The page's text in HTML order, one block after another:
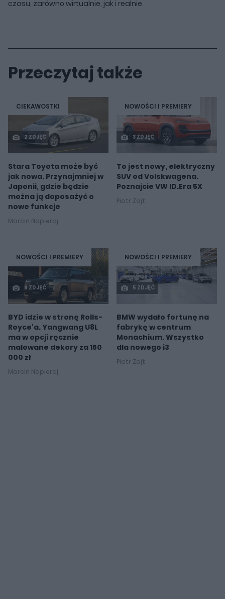
czasu, zarówno wirtualnie, jak i realnie.
Przeczytaj także
CIEKAWOSTKI
2 ZDJĘĆ
Stara Toyota może być
jak nowa. Przynajmniej w
Japonii, gdzie będzie
można ją doposażyć o
nowe funkcje
Marcin Napieraj
NOWOŚCI I PREMIERY
3 ZDJĘĆ
To jest nowy, elektryczny
SUV od Volskwagena.
Poznajcie VW ID.Era 5X
Piotr Zajt
NOWOŚCI I PREMIERY
9 ZDJĘĆ
BYD idzie w stronę Rolls-
Royce'a. Yangwang U8L
ma w opcji ręcznie
malowane dekory za 150
000 zł
Marcin Napieraj
NOWOŚCI I PREMIERY
5 ZDJĘĆ
BMW wydało fortunę na
fabrykę w centrum
Monachium. Wszystko
dla nowego i3
Piotr Zajt